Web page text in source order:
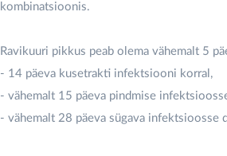
kombinatsioonis.
Ravikuuri pikkus peab olema vähemalt 5
- 14 päeva kusetrakti infektsiooni korral,
- vähemalt 15 päeva pindmise
- vähemalt 28 päeva sügava infektsioosse